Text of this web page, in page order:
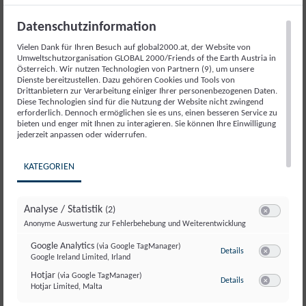
SIE IHN MIT IHREN FREUND:INNEN UND
BEKANNTEN!
Datenschutzinformation
Vielen Dank für Ihren Besuch auf global2000.at, der Website von
Umweltschutzorganisation GLOBAL 2000/Friends of the Earth Austria in
Österreich. Wir nutzen Technologien von Partnern (9), um unsere
Dienste bereitzustellen. Dazu gehören Cookies und Tools von
Drittanbietern zur Verarbeitung einiger Ihrer personenbezogenen Daten.
Diese Technologien sind für die Nutzung der Website nicht zwingend
erforderlich. Dennoch ermöglichen sie es uns, einen besseren Service zu
bieten und enger mit Ihnen zu interagieren. Sie können Ihre Einwilligung
jederzeit anpassen oder widerrufen.
KATEGORIEN
Analyse / Statistik (2)
Anonyme Auswertung zur Fehlerbehebung und Weiterentwicklung
Google Analytics (via Google TagManager)
Google Ireland Limited, Irland
Details zu Google
Hotjar (via Google TagManager)
Hotjar Limited, Malta
Details zu Hotjar (via